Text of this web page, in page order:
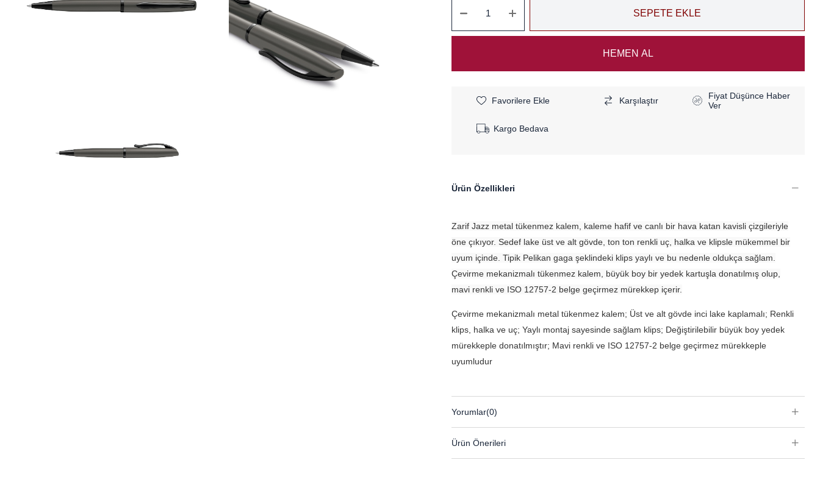
Favorilere Ekle Karşılaştır
Fiyat Düşünce Haber
Ver
Kargo Bedava
Ürün Özellikleri
Zarif Jazz metal tükenmez kalem, kaleme hafif ve canlı bir hava katan kavisli çizgileriyle
öne çıkıyor. Sedef lake üst ve alt gövde, ton ton renkli uç, halka ve klipsle mükemmel bir
uyum içinde. Tipik Pelikan gaga şeklindeki klips yaylı ve bu nedenle oldukça sağlam.
Çevirme mekanizmalı tükenmez kalem, büyük boy bir yedek kartuşla donatılmış olup,
mavi renkli ve ISO 12757-2 belge geçirmez mürekkep içerir.
Çevirme mekanizmalı metal tükenmez kalem; Üst ve alt gövde inci lake kaplamalı; Renkli
klips, halka ve uç; Yaylı montaj sayesinde sağlam klips; Değiştirilebilir büyük boy yedek
mürekkeple donatılmıştır; Mavi renkli ve ISO 12757-2 belge geçirmez mürekkeple
uyumludur
Yorumlar(0)
Ürün Önerileri